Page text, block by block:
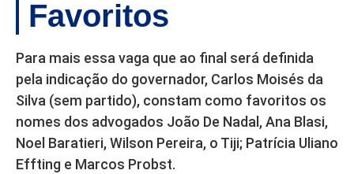
Favoritos
Para mais essa vaga que ao final será definida
pela indicação do governador, Carlos Moisés da
Silva (sem partido), constam como favoritos os
nomes dos advogados João De Nadal, Ana Blasi,
Noel Baratieri, Wilson Pereira, o Tiji; Patrícia Uliano
Effting e Marcos Probst.